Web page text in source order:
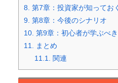
8. 第7章：投資家が知ってお
9. 第8章：今後のシナリオ
10. 第9章：初心者が学ぶべ
11.
まとめ
11.1.
関連